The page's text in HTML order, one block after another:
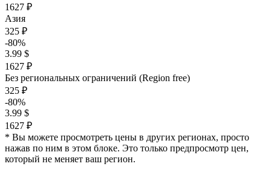
1627 ₽
Азия
325 ₽
-80%
3.99 $
1627 ₽
Без региональных ограничений (Region free)
325 ₽
-80%
3.99 $
1627 ₽
* Вы можете просмотреть цены в других регионах, просто
нажав по ним в этом блоке. Это только предпросмотр цен,
который не меняет ваш регион.